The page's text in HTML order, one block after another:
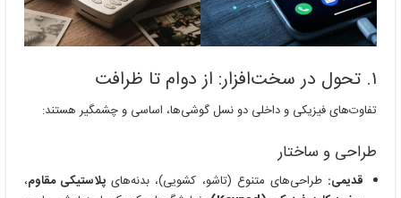
۱. تحول در سخت‌افزار: از دوام تا ظرافت
تفاوت‌های فیزیکی و داخلی دو نسل گوشی‌ها، اساسی و چشمگیر هستند:
طراحی و ساختار
قدیمی: طراحی‌های متنوع (تاشو، کشویی)، بدنه‌های پلاستیکی مقاوم،